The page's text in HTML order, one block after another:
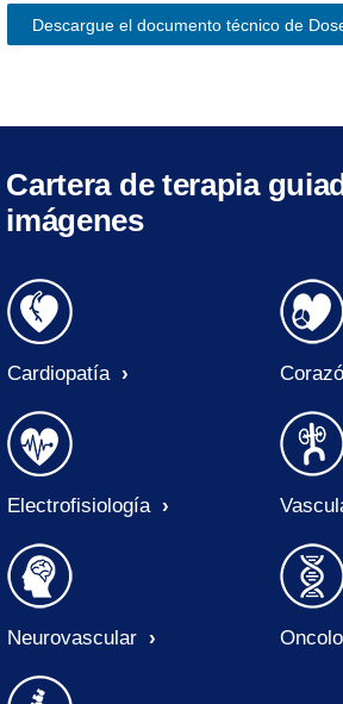
Descargue el documento técnico de
Cartera de terapia
imágenes
Cardiopatía
Electrofisiología
Neurovascular